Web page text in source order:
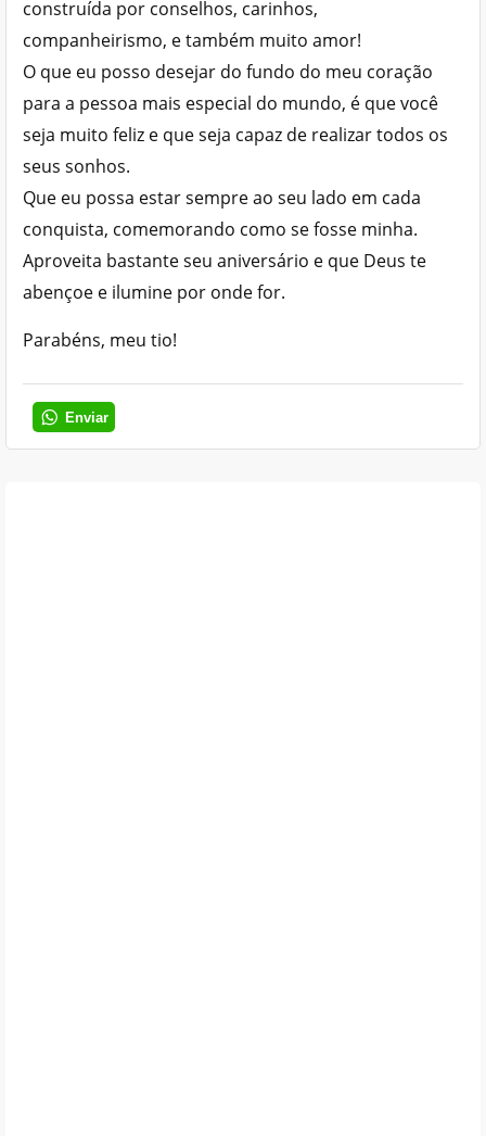
construída por conselhos, carinhos,
companheirismo, e também muito amor!
O que eu posso desejar do fundo do meu coração
para a pessoa mais especial do mundo, é que você
seja muito feliz e que seja capaz de realizar todos os
seus sonhos.
Que eu possa estar sempre ao seu lado em cada
conquista, comemorando como se fosse minha.
Aproveita bastante seu aniversário e que Deus te
abençoe e ilumine por onde for.
Parabéns, meu tio!
Enviar